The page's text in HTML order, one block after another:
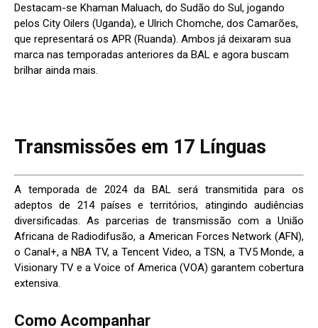
Destacam-se Khaman Maluach, do Sudão do Sul, jogando
pelos City Oilers (Uganda), e Ulrich Chomche, dos Camarões,
que representará os APR (Ruanda). Ambos já deixaram sua
marca nas temporadas anteriores da BAL e agora buscam
brilhar ainda mais.
Transmissões em 17 Línguas
A temporada de 2024 da BAL será transmitida para os
adeptos de 214 países e territórios, atingindo audiências
diversificadas. As parcerias de transmissão com a União
Africana de Radiodifusão, a American Forces Network (AFN),
o Canal+, a NBA TV, a Tencent Video, a TSN, a TV5 Monde, a
Visionary TV e a Voice of America (VOA) garantem cobertura
extensiva.
Como Acompanhar